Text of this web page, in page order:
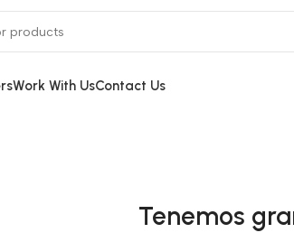
Work With UsContact Us
Tenemos